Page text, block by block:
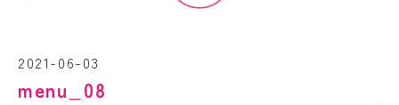
2021-06-03
menu_08